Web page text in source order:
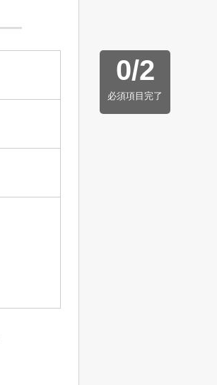
0/2
必須項目完了